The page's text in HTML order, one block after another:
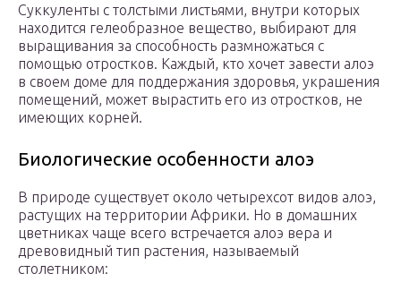
Суккуленты с толстыми листьями, внутри которых
находится гелеобразное вещество, выбирают для
выращивания за способность размножаться с
помощью отростков. Каждый, кто хочет завести алоэ
в своем доме для поддержания здоровья, украшения
помещений, может вырастить его из отростков, не
имеющих корней.
Биологические особенности алоэ
В природе существует около четырехсот видов алоэ,
растущих на территории Африки. Но в домашних
цветниках чаще всего встречается алоэ вера и
древовидный тип растения, называемый
столетником: